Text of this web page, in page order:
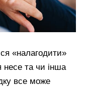
«налагодити»
та чи інша
все може